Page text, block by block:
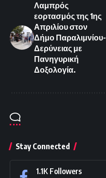
Λαμπρός
εορτασμός της 1ης
Απριλίου στον
Δήμο Παραλιμνίου-
Δερύνειας με
Πανηγυρική
Δοξολογία.
Stay Connected
1.1K Followers